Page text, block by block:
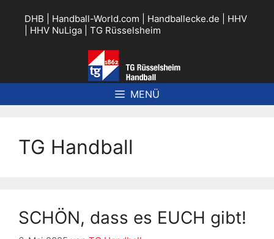
springen
DHB Handball-World.com Handballecke.de
HHV
HHV NuLiga TG Rüsselsheim
MENÜ
TG Handball
SCHÖN, dass es EUCH gibt!